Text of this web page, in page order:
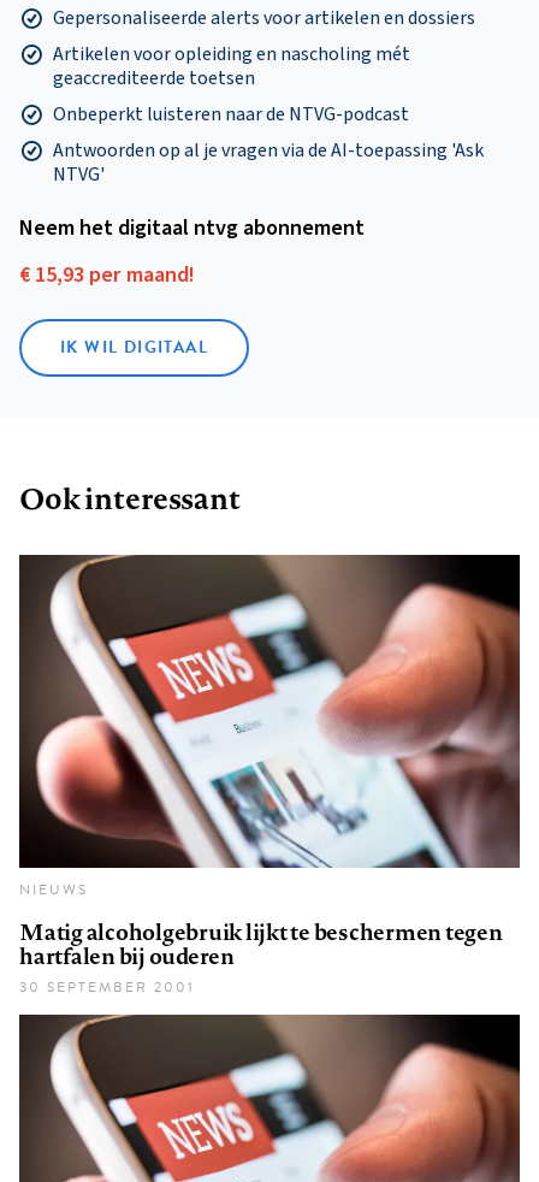
Gepersonaliseerde alerts voor artikelen en dossiers
Artikelen voor opleiding en nascholing mét
geaccrediteerde toetsen
Onbeperkt luisteren naar de NTVG-podcast
Antwoorden op al je vragen via de AI-toepassing 'Ask
NTVG'
Neem het digitaal ntvg abonnement
€ 15,93 per maand!
IK WIL DIGITAAL
Ook interessant
NIEUWS
Matig alcoholgebruik lijkt te beschermen tegen
hartfalen bij ouderen
30 SEPTEMBER 2001